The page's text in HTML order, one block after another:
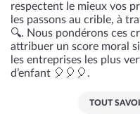
respectent le mieux vos
les passons au crible, à
🔍. Nous pondérons ces
attribuer un score moral
les entreprises les plus
d’enfant 🎈🎈🎈.
TOUT